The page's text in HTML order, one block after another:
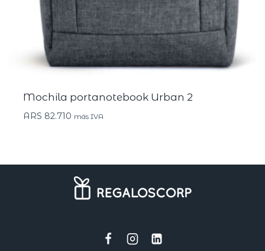
Mochila portanotebook Urban 2
ARS 82.710 más IVA